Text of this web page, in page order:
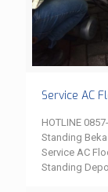
Service AC
HOTLINE
Standing
Service AC
Standing